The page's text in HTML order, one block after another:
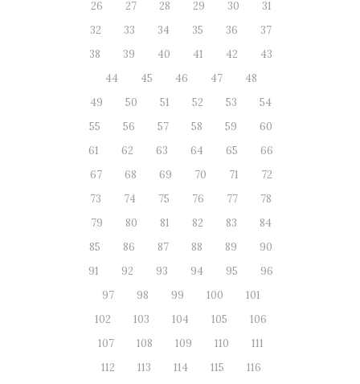
26 27 28 29 30
31
32
33 34 35 36
37
38
39 40 41 42
43
44
45 46 47
48
49
50 51 52 53
54
55
56 57 58 59
60
61
62 63 64 65
66
67
68 69 70 71
72
73
74 75 76 77
78
79
80 81 82 83
84
85
86 87 88 89
90
91
92 93 94 95
96
97
98 99 100
101
102
103 104 105
106
107
108 109 110
111
112
113 114 115
116